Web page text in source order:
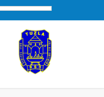
)